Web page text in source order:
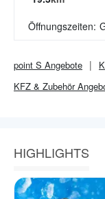
Öffnungszeiten:
point S Angebote
KFZ & Zubehör
HIGHLIGHTS